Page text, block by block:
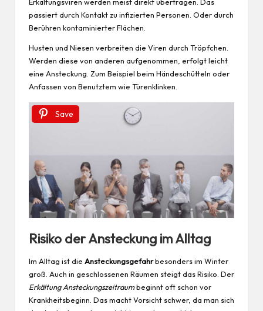
passiert durch Kontakt zu infizierten Personen. Oder durch
Berühren kontaminierter Flächen.
Husten und Niesen verbreiten die Viren durch Tröpfchen.
Werden diese von anderen aufgenommen, erfolgt leicht
eine Ansteckung. Zum Beispiel beim Händeschütteln oder
Anfassen von Benutztem wie Türenklinken.
Save
Risiko der Ansteckung im Alltag
Im Alltag ist die Ansteckungsgefahrbesonders im Winter
groß. Auch in geschlossenen Räumen steigt das Risiko. Der
Erkältung Ansteckungszeitraumbeginnt oft schon vor
Krankheitsbeginn. Das macht Vorsicht schwer, da man sich